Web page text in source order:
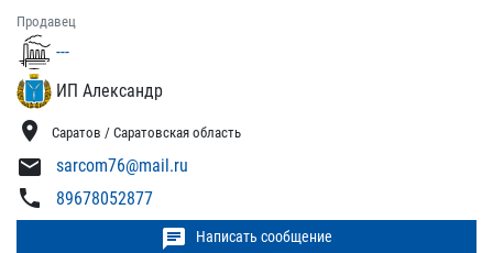
Продавец
---
ИП Александр
location_on Саратов / Саратовская область
mail sarcom76@mail.ru
phone 89678052877
chat Написать сообщение